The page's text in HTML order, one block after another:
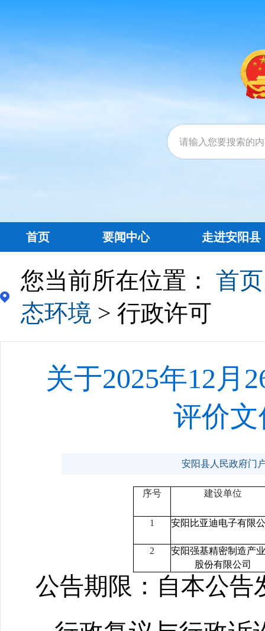
首页 要闻中心 走进安阳县
您当前所在位置： 首页
态环境 > 行政许可
关于2025年12月
评价
安阳县人民政府门
序号 建设单位
1 安阳比亚迪电子有限
2
安阳强基精密制造产
股份有限公司
公告期限：自本公告